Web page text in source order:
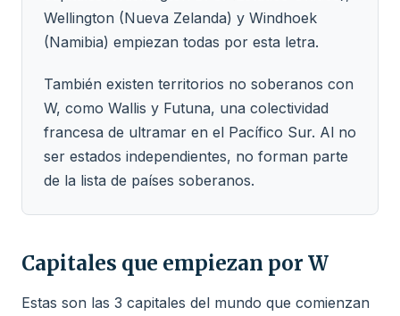
Wellington (Nueva Zelanda) y Windhoek
(Namibia) empiezan todas por esta letra.
También existen territorios no soberanos con
W, como Wallis y Futuna, una colectividad
francesa de ultramar en el Pacífico Sur. Al no
ser estados independientes, no forman parte
de la lista de países soberanos.
Capitales que empiezan por W
Estas son las 3 capitales del mundo que comienzan